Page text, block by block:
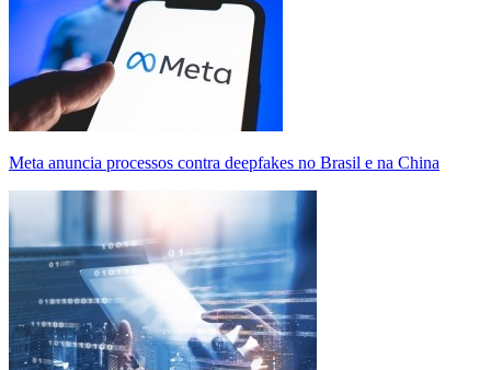
Meta anuncia processos contra deepfakes no Brasil e na China